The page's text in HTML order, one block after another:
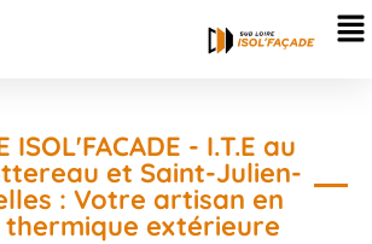
ISOL'FACADE - I.T.E au
et Saint-Julien-
: Votre artisan en
extérieure